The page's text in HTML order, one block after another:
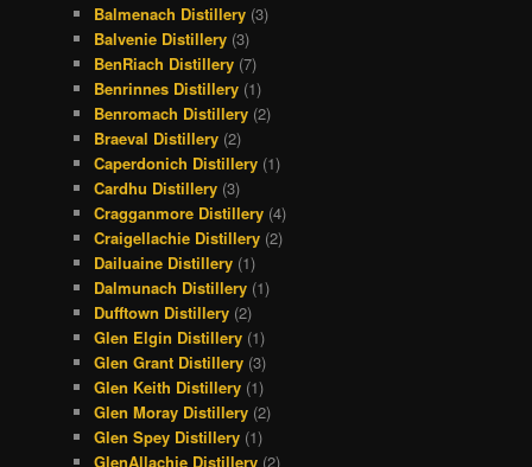
Balmenach Distillery (3)
Balvenie Distillery (3)
BenRiach Distillery (7)
Benrinnes Distillery (1)
Benromach Distillery (2)
Braeval Distillery (2)
Caperdonich Distillery (1)
Cardhu Distillery (3)
Cragganmore Distillery (4)
Craigellachie Distillery (2)
Dailuaine Distillery (1)
Dalmunach Distillery (1)
Dufftown Distillery (2)
Glen Elgin Distillery (1)
Glen Grant Distillery (3)
Glen Keith Distillery (1)
Glen Moray Distillery (2)
Glen Spey Distillery (1)
GlenAllachie Distillery (2)